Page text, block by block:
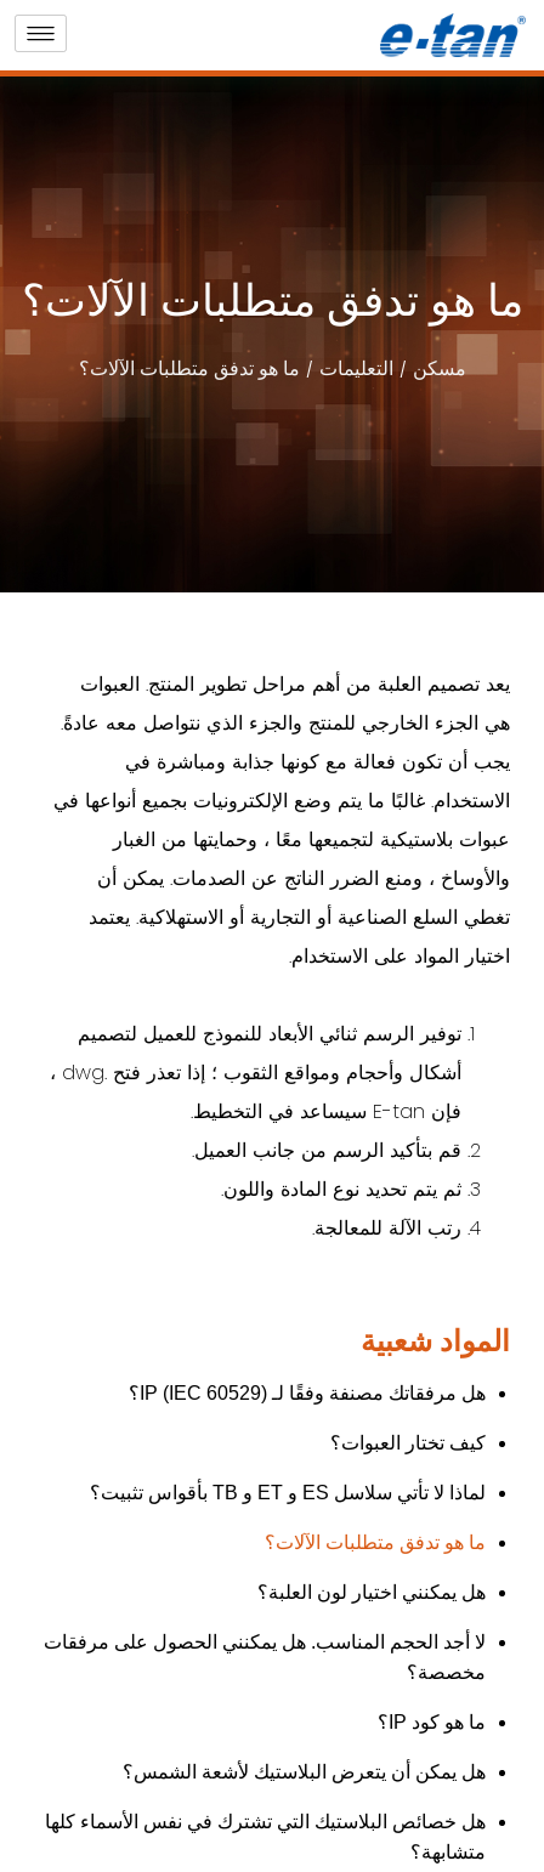
ما هو تدفق متطلبات الآلات؟
مسكن التعليمات ما هو تدفق متطلبات الآلات؟
يعد تصميم العلبة من أهم مراحل تطوير المنتج. العبوات
هي الجزء الخارجي للمنتج والجزء الذي نتواصل معه عادةً.
يجب أن تكون فعالة مع كونها جذابة ومباشرة في
الاستخدام. غالبًا ما يتم وضع الإلكترونيات بجميع أنواعها في
عبوات بلاستيكية لتجميعها معًا ، وحمايتها من الغبار
والأوساخ ، ومنع الضرر الناتج عن الصدمات. يمكن أن
تغطي السلع الصناعية أو التجارية أو الاستهلاكية. يعتمد
اختيار المواد على الاستخدام.
توفير الرسم ثنائي الأبعاد للنموذج للعميل لتصميم
أشكال وأحجام ومواقع الثقوب ؛ إذا تعذر فتح .dwg ،
فإن E-tan سيساعد في التخطيط.
قم بتأكيد الرسم من جانب العميل.
ثم يتم تحديد نوع المادة واللون.
رتب الآلة للمعالجة.
المواد شعبية
هل مرفقاتك مصنفة وفقًا لـ IP (IEC 60529)؟
كيف تختار العبوات؟
لماذا لا تأتي سلاسل ES و ET و TB بأقواس تثبيت؟
ما هو تدفق متطلبات الآلات؟
هل يمكنني اختيار لون العلبة؟
لا أجد الحجم المناسب. هل يمكنني الحصول على مرفقات
مخصصة؟
ما هو كود IP؟
هل يمكن أن يتعرض البلاستيك لأشعة الشمس؟
هل خصائص البلاستيك التي تشترك في نفس الأسماء كلها
متشابهة؟